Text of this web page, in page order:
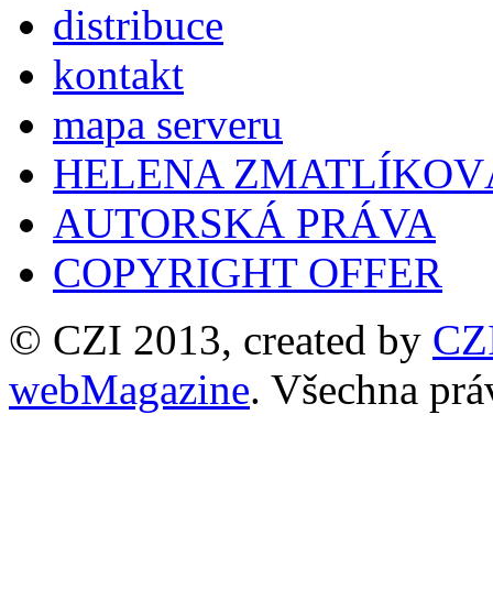
distribuce
kontakt
mapa serveru
HELENA
AUTORSKÁ PRÁVA
COPYRIGHT OFFER
© CZI 2013, created by
webMagazine. Všechna